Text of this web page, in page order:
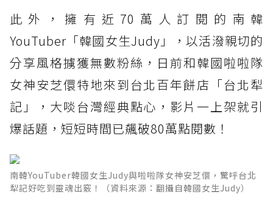
此外，擁有近70萬人訂閱的南韓
YouTuber「韓國女生Judy」，以活潑親切的
分享風格擄獲無數粉絲，日前和韓國啦啦隊
女神安芝儇特地來到台北百年餅店「台北犁
記」，大啖台灣經典點心，影片一上架就引
爆話題，短短時間已飆破80萬點閱數！
南韓YouTuber韓國女生Judy與啦啦隊女神安芝儇，驚呼台北
犁記好吃到靈魂出竅！（資料來源：翻攝自韓國女生Judy）